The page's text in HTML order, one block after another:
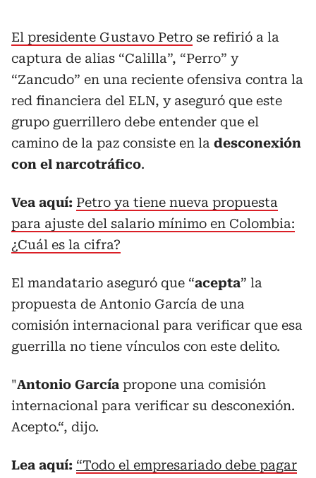
El presidente Gustavo Petro se refirió a la
captura de alias “Calilla”, “Perro” y
“Zancudo” en una reciente ofensiva contra la
red financiera del ELN, y aseguró que este
grupo guerrillero debe entender que el
camino de la paz consiste en la desconexión
con el narcotráfico.
Vea aquí: Petro ya tiene nueva propuesta
para ajuste del salario mínimo en Colombia:
¿Cuál es la cifra?
El mandatario aseguró que “acepta” la
propuesta de Antonio García de una
comisión internacional para verificar que esa
guerrilla no tiene vínculos con este delito.
"Antonio García propone una comisión
internacional para verificar su desconexión.
Acepto.“, dijo.
Lea aquí: “Todo el empresariado debe pagar